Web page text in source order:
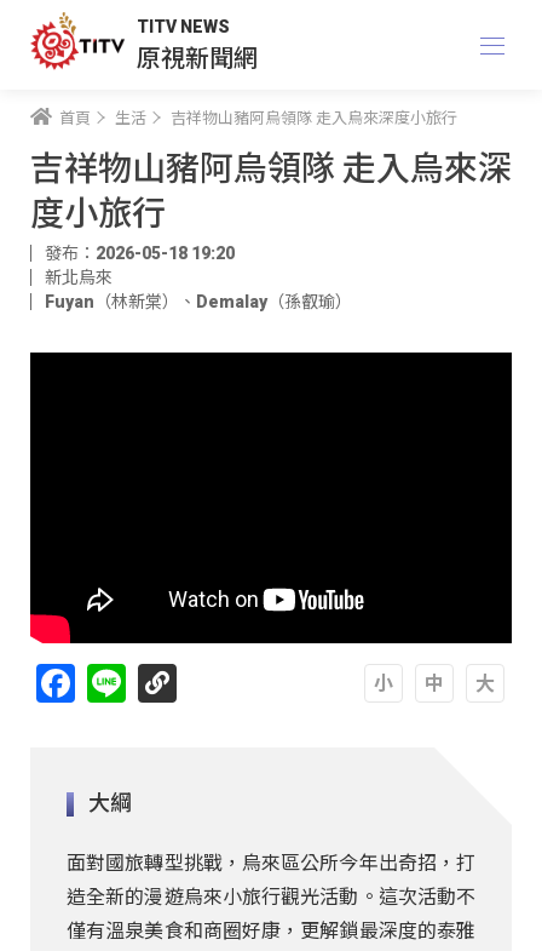
TITV NEWS
原視新聞網
首頁 生活 吉祥物山豬阿烏領隊 走入烏來深度小旅行
吉祥物山豬阿烏領隊 走入烏來深
度小旅行
發布：2026-05-18 19:20
新北烏來
Fuyan（林新棠）
、 Demalay（孫叡瑜）
Facebook
Line
大綱
面對國旅轉型挑戰，烏來區公所今年出奇招，打
造全新的漫遊烏來小旅行觀光活動。這次活動不
僅有溫泉美食和商圈好康，更解鎖最深度的泰雅